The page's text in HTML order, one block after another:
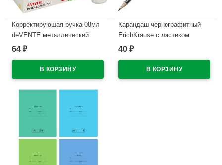
Корректирующая ручка 08мл
deVENTE металлический
наконечник арт.4061107
64 ₽
Карандаш чернографитный
ErichKrause с ластиком
Megapolis НВ трехгранный
40 ₽